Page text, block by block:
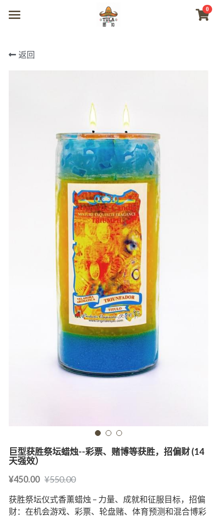
0
商城
微信联系
返回
巨型获胜祭坛蜡烛--彩票、赌博等获胜，招偏财 (14
天强效）
¥450.00 ¥550.00
获胜祭坛仪式香薰蜡烛 – 力量、成就和征服目标，招偏
财：在机会游戏、彩票、轮盘赌、体育预测和混合博彩
×
商品分类
所有商品分类